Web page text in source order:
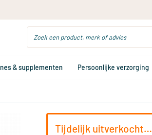
& supplementen Persoonlijke verzorging
Tijdelijk uitverkocht…